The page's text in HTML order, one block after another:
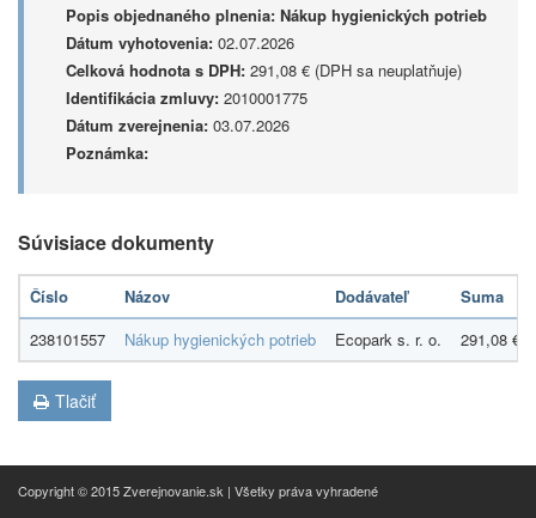
Popis objednaného plnenia: Nákup hygienických potrieb
Dátum vyhotovenia: 02.07.2026
Celková hodnota s DPH: 291,08 € (DPH sa neuplatňuje)
Identifikácia zmluvy: 2010001775
Dátum zverejnenia: 03.07.2026
Poznámka:
Súvisiace dokumenty
Číslo Názov Dodávateľ
Suma
238101557
Nákup hygienických potrieb Ecopark s. r. o. 291,08 €
Tlačiť
Copyright © 2015 Zverejnovanie.sk | Všetky práva vyhradené